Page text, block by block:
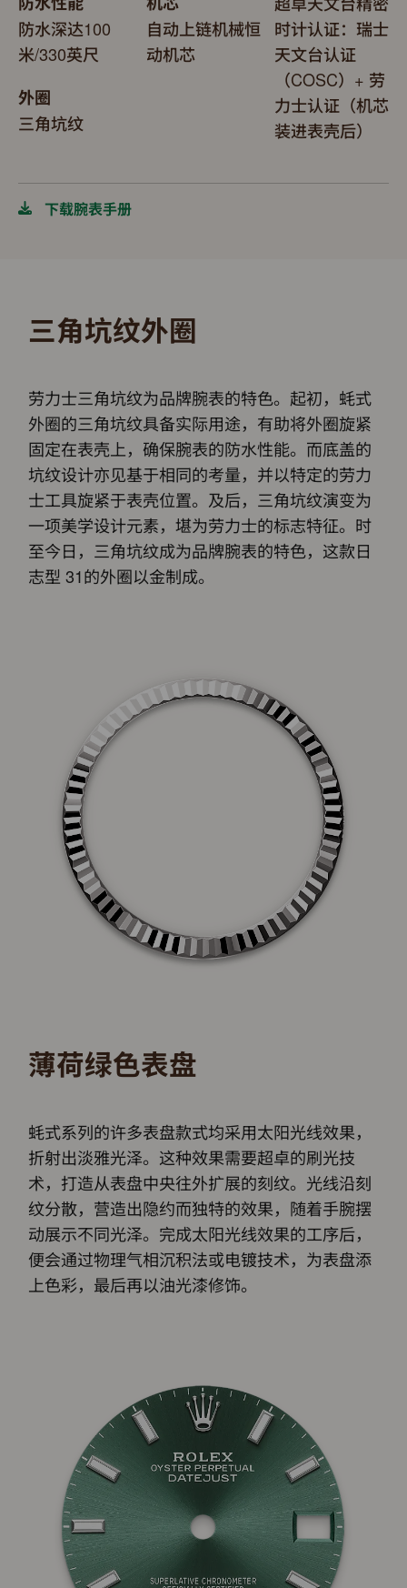
防水深达100
米/330英尺
外圈
三角坑纹
自动上链机械恒
动机芯
时计认证：瑞士
天文台认证
（COSC）+ 劳
力士认证（机芯
装进表壳后）
下载腕表手册
三角坑纹外圈
劳力士三角坑纹为品牌腕表的特色。起初，蚝式
外圈的三角坑纹具备实际用途，有助将外圈旋紧
固定在表壳上，确保腕表的防水性能。而底盖的
坑纹设计亦见基于相同的考量，并以特定的劳力
士工具旋紧于表壳位置。及后，三角坑纹演变为
一项美学设计元素，堪为劳力士的标志特征。时
至今日，三角坑纹成为品牌腕表的特色，这款日
志型 31的外圈以金制成。
薄荷绿色表盘
蚝式系列的许多表盘款式均采用太阳光线效果，
折射出淡雅光泽。这种效果需要超卓的刷光技
术，打造从表盘中央往外扩展的刻纹。光线沿刻
纹分散，营造出隐约而独特的效果，随着手腕摆
动展示不同光泽。完成太阳光线效果的工序后，
便会通过物理气相沉积法或电镀技术，为表盘添
上色彩，最后再以油光漆修饰。